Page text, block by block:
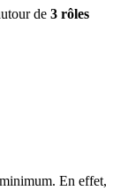
de 3 rôles
En effet,